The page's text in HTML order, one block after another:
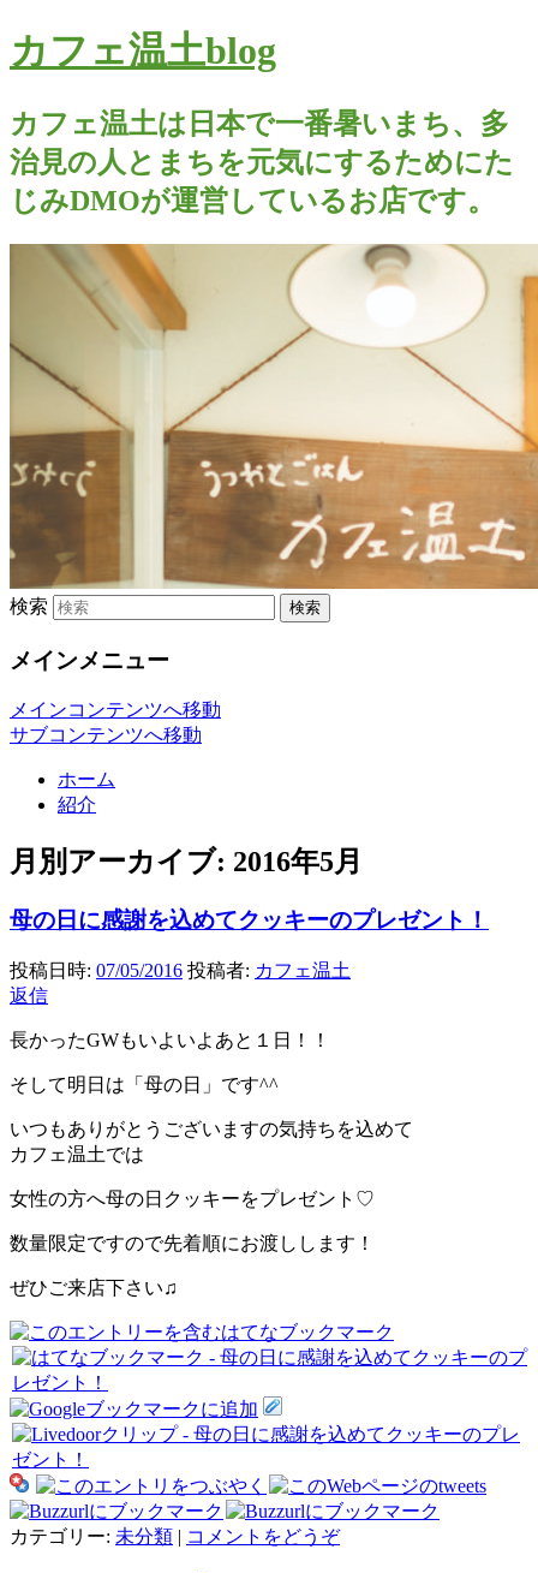
カフェ温土blog
カフェ温土は日本で一番暑いまち、多
治見の人とまちを元気にするためにた
じみDMOが運営しているお店です。
検索
メインメニュー
メインコンテンツへ移動
サブコンテンツへ移動
ホーム
紹介
月別アーカイブ: 2016年5月
母の日に感謝を込めてクッキーのプレゼント！
投稿日時: 07/05/2016 投稿者: カフェ温土
返信
長かったGWもいよいよあと１日！！
そして明日は「母の日」です^^
いつもありがとうございますの気持ちを込めて
カフェ温土では
女性の方へ母の日クッキーをプレゼント♡
数量限定ですので先着順にお渡しします！
ぜひご来店下さい♫
カテゴリー: 未分類 | コメントをどうぞ